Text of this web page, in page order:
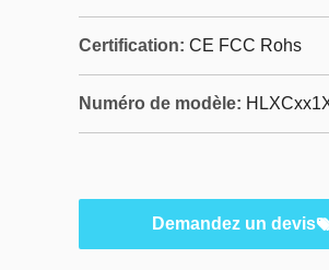
Certification: CE FCC Rohs
Numéro de modèle:
Demandez un devis